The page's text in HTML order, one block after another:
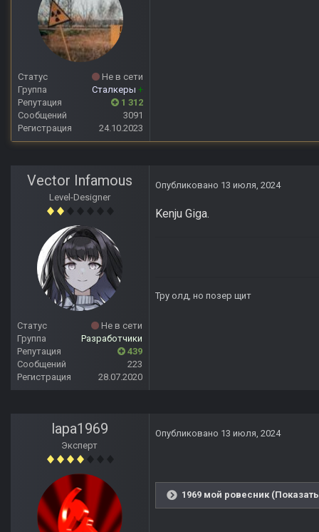
Статус
Не в сети
Группа
Сталкеры +
Репутация
1 312
Сообщений
3091
Регистрация
24.10.2023
Vector Infamous
Level-Designer
Статус
Не в сети
Группа
Разработчики
Репутация
439
Сообщений
223
Регистрация
28.07.2020
Опубликовано 13 июля, 2024
Kenju Giga.
Тру олд, но позер щит
lapa1969
Эксперт
Опубликовано 13 июля, 2024
1969 мой ровесник